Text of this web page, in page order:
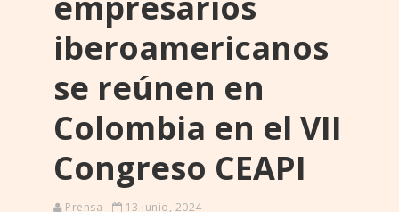
iberoamericanos
se reúnen en
Colombia en el VII
Congreso CEAPI
Prensa 13 junio, 2024